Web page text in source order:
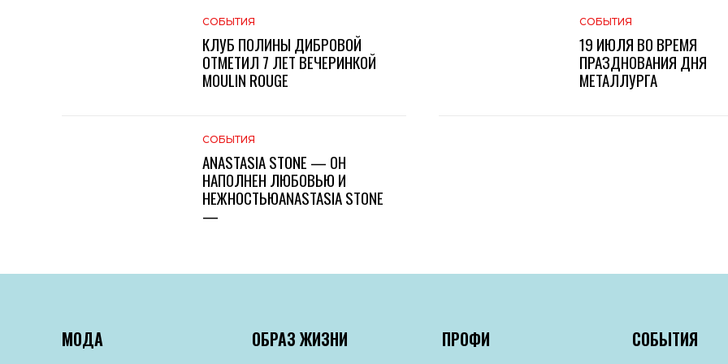
СОБЫТИЯ
КЛУБ ПОЛИНЫ ДИБРОВОЙ
ОТМЕТИЛ 7 ЛЕТ ВЕЧЕРИНКОЙ
MOULIN ROUGE
СОБЫТИЯ
19 ИЮЛЯ ВО ВРЕМЯ
ПРАЗДНОВАНИЯ ДНЯ
МЕТАЛЛУРГА
СОБЫТИЯ
ANASTASIA STONE — ОН
НАПОЛНЕН ЛЮБОВЬЮ И
НЕЖНОСТЬЮANASTASIA STONE
—
МОДА ОБРАЗ ЖИЗНИ ПРОФИ СОБЫТИЯ